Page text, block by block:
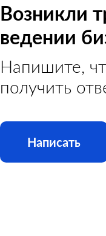
Возникли
ведении
Напишите,
получить
Написать